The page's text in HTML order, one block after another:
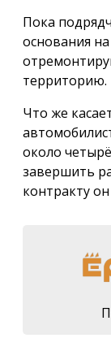
Пока
основания
территорию.
Что же
около
завершить
контракту